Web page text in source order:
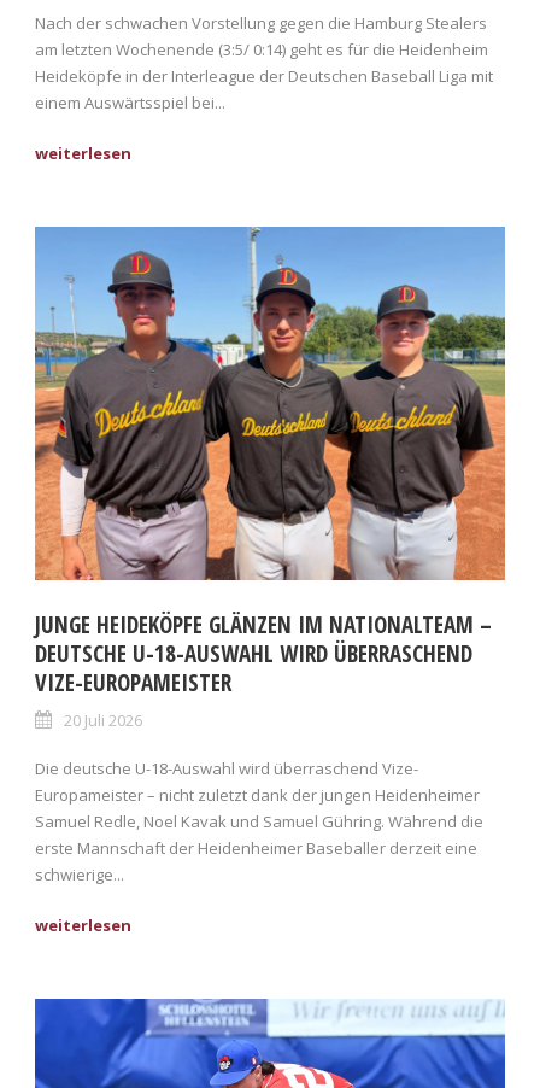
Nach der schwachen Vorstellung gegen die Hamburg Stealers
am letzten Wochenende (3:5/ 0:14) geht es für die Heidenheim
Heideköpfe in der Interleague der Deutschen Baseball Liga mit
einem Auswärtsspiel bei...
JUNGE HEIDEKÖPFE GLÄNZEN IM NATIONALTEAM –
DEUTSCHE U-18-AUSWAHL WIRD ÜBERRASCHEND
VIZE-EUROPAMEISTER
20 Juli 2026
Die deutsche U-18-Auswahl wird überraschend Vize-
Europameister – nicht zuletzt dank der jungen Heidenheimer
Samuel Redle, Noel Kavak und Samuel Gühring. Während die
erste Mannschaft der Heidenheimer Baseballer derzeit eine
schwierige...